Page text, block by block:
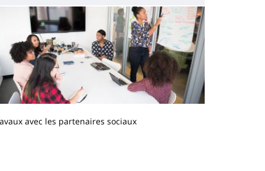
avec les partenaires sociaux